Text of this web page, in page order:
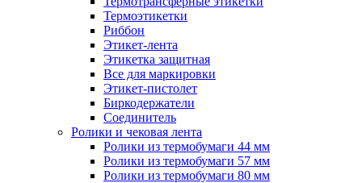
Термоэтикетки
Риббон
Этикет-лента
Этикетка защитная
Все для маркировки
Этикет-пистолет
Биркодержатели
Соединитель
Ролики и чековая лента
Ролики из термобумаги 44 мм
Ролики из термобумаги 57 мм
Ролики из термобумаги 80 мм